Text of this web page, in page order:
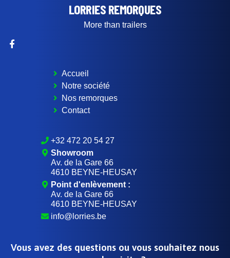
LORRIES REMORQUES
More than trailers
Accueil
Notre société
Nos remorques
Contact
+32 472 20 54 27
Showroom
Av. de la Gare 66
4610 BEYNE-HEUSAY
Point d'enlèvement :
Av. de la Gare 66
4610 BEYNE-HEUSAY
info@lorries.be
Vous avez des questions ou vous souhaitez nous